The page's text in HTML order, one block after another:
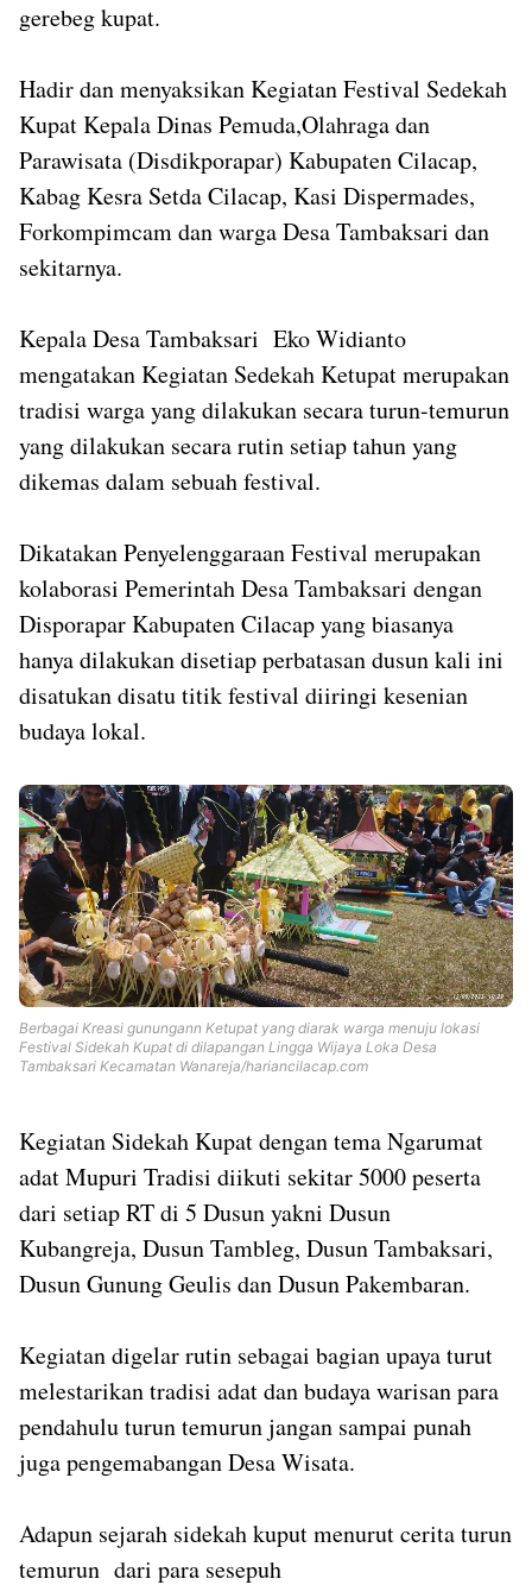
gerebeg kupat.
Hadir dan menyaksikan Kegiatan Festival Sedekah
Kupat Kepala Dinas Pemuda,Olahraga dan
Parawisata (Disdikporapar) Kabupaten Cilacap,
Kabag Kesra Setda Cilacap, Kasi Dispermades,
Forkompimcam dan warga Desa Tambaksari dan
sekitarnya.
Kepala Desa Tambaksari Eko Widianto
mengatakan Kegiatan Sedekah Ketupat merupakan
tradisi warga yang dilakukan secara turun-temurun
yang dilakukan secara rutin setiap tahun yang
dikemas dalam sebuah festival.
Dikatakan Penyelenggaraan Festival merupakan
kolaborasi Pemerintah Desa Tambaksari dengan
Disporapar Kabupaten Cilacap yang biasanya
hanya dilakukan disetiap perbatasan dusun kali ini
disatukan disatu titik festival diiringi kesenian
budaya lokal.
Berbagai Kreasi gunungann Ketupat yang diarak warga menuju lokasi
Festival Sidekah Kupat di dilapangan Lingga Wijaya Loka Desa
Tambaksari Kecamatan Wanareja/hariancilacap.com
Kegiatan Sidekah Kupat dengan tema Ngarumat
adat Mupuri Tradisi diikuti sekitar 5000 peserta
dari setiap RT di 5 Dusun yakni Dusun
Kubangreja, Dusun Tambleg, Dusun Tambaksari,
Dusun Gunung Geulis dan Dusun Pakembaran.
Kegiatan digelar rutin sebagai bagian upaya turut
melestarikan tradisi adat dan budaya warisan para
pendahulu turun temurun jangan sampai punah
juga pengemabangan Desa Wisata.
Adapun sejarah sidekah kuput menurut cerita turun
temurun dari para sesepuh